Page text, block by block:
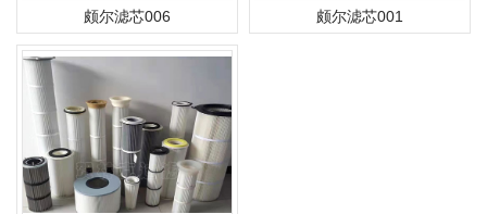
颇尔滤芯006 颇尔滤芯001